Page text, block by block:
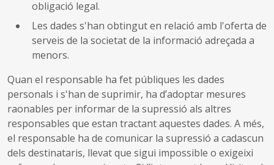
obligació legal.
Les dades s'han obtingut en relació amb l'oferta de
serveis de la societat de la informació adreçada a
menors.
Quan el responsable ha fet públiques les dades
personals i s'han de suprimir, ha d’adoptar mesures
raonables per informar de la supressió als altres
responsables que estan tractant aquestes dades. A més,
el responsable ha de comunicar la supressió a cadascun
dels destinataris, llevat que sigui impossible o exigeixi